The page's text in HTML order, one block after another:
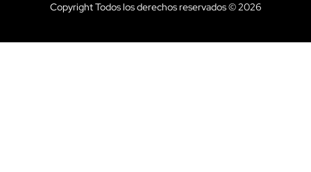
Copyright Todos los derechos reservados © 2026